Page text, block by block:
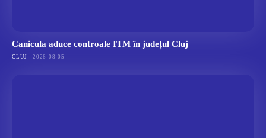
Canicula aduce controale ITM în județul Cluj
CLUJ 2026-08-05